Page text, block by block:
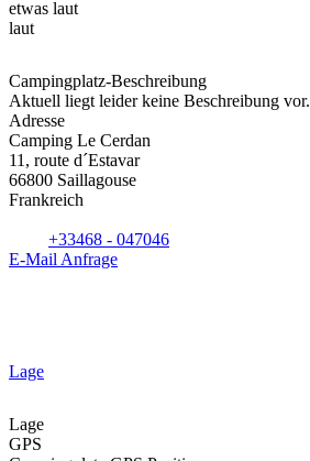
etwas laut
laut
Campingplatz-Beschreibung
Aktuell liegt leider keine Beschreibung vor.
Adresse
Camping Le Cerdan
11, route d´Estavar
66800 Saillagouse
Frankreich
+33468 - 047046
E-Mail Anfrage
Lage
Lage
GPS